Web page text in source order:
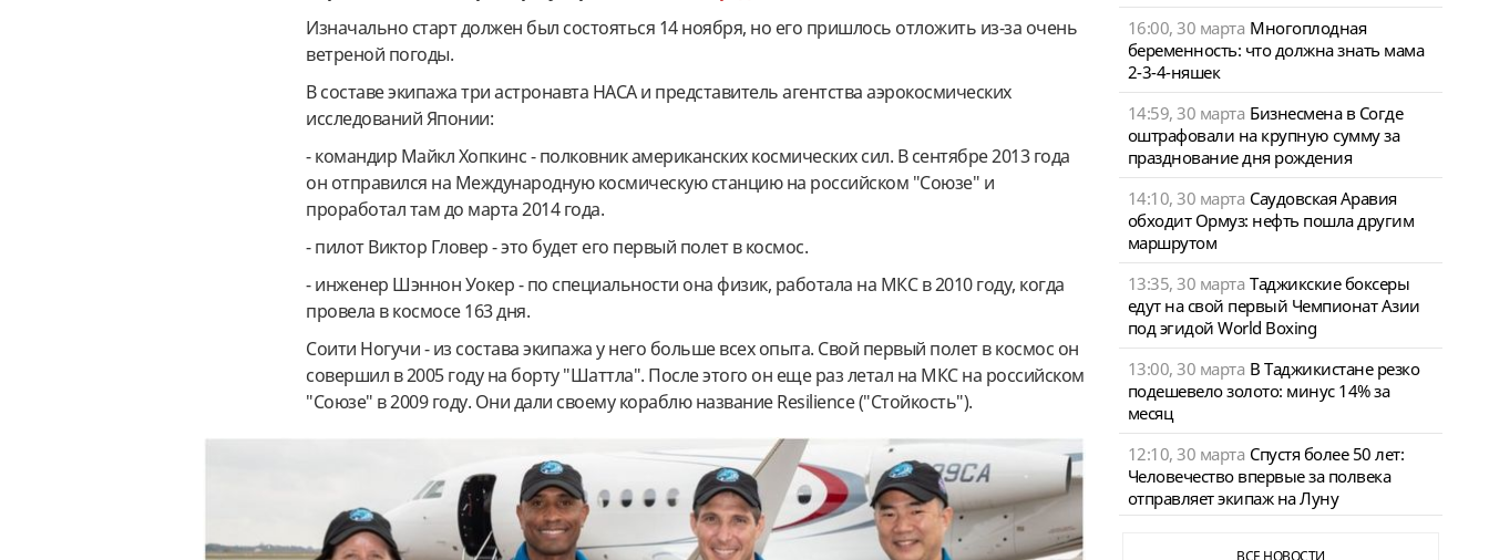
Изначально старт должен был состояться 14 ноября, но его пришлось отложить из-за очень
ветреной погоды.
В составе экипажа три астронавта НАСА и представитель агентства аэрокосмических
исследований Японии:
- командир Майкл Хопкинс - полковник американских космических сил. В сентябре 2013 года
он отправился на Международную космическую станцию на российском "Союзе" и
проработал там до марта 2014 года.
- пилот Виктор Гловер - это будет его первый полет в космос.
- инженер Шэннон Уокер - по специальности она физик, работала на МКС в 2010 году, когда
провела в космосе 163 дня.
Соити Ногучи - из состава экипажа у него больше всех опыта. Свой первый полет в космос он
совершил в 2005 году на борту "Шаттла". После этого он еще раз летал на МКС на российском
"Союзе" в 2009 году. Они дали своему кораблю название Resilience ("Стойкость").
16:00, 30 марта Многоплодная
беременность: что должна знать мама
2-3-4-няшек
14:59, 30 марта Бизнесмена в Согде
оштрафовали на крупную сумму за
празднование дня рождения
14:10, 30 марта Саудовская Аравия
обходит Ормуз: нефть пошла другим
маршрутом
13:35, 30 марта Таджикские боксеры
едут на свой первый Чемпионат Азии
под эгидой World Boxing
13:00, 30 марта В Таджикистане резко
подешевело золото: минус 14% за
месяц
12:10, 30 марта Спустя более 50 лет:
Человечество впервые за полвека
отправляет экипаж на Луну
ВСЕ НОВОСТИ